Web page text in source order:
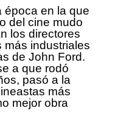
época en la que
del cine mudo
los directores
más industriales
de John Ford.
a que rodó
pasó a la
más
mejor obra